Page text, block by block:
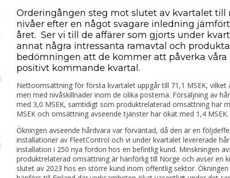
Orderingången steg mot slutet av kvartalet till
nivåer efter en något svagare inledning
året. Ser vi till de affärer som gjorts under
annat några intressanta ramavtal och
bedömningen att de kommer att påverka
positivt kommande kvartal.
Nettoomsättning för första kvartalet uppgår till 71,1 MSEK, vilket
men med nivåskillnader inom de olika posterna. Försäljning av
med 3,0 MSEK, samtidigt som produktrelaterad omsättning har
MSEK och omsättning avseende tjänster har ökat med 1,4 MSEK.
Ökningen avseende hårdvara var förväntad, då den är en
installationer av FleetControl och vi under kvartalet levererade
installation i 250 nya fordon hos en befintlig kund. Minskningen
produktrelaterad omsättning är hänförlig till Norge och avser en
slutet av 2023 hos en större kund inom offentlig sektor.